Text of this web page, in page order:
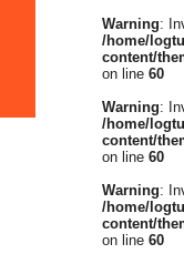
Warning:
/home/
content/
on line 60
Warning:
/home/
content/
on line 60
Warning:
/home/
content/
on line 60